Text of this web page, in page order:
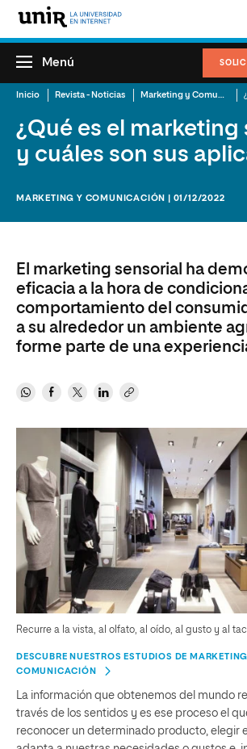
Menú
Inicio Revista - Noticias Marketing y Comunicación
¿Qué es el marketing
y cuáles son sus
MARKETING Y COMUNICACIÓN | 01/12/2022
El marketing sensorial ha
eficacia a la hora de
comportamiento del
a su alrededor un ambiente
forme parte de una
Recurre a la vista, al olfato, al oído, al gusto y al
DESCUBRE NUESTROS ESTUDIOS DE
COMUNICACIÓN
La información que obtenemos del mundo
través de los sentidos y es ese proceso el
reconocer un determinado producto, elegir